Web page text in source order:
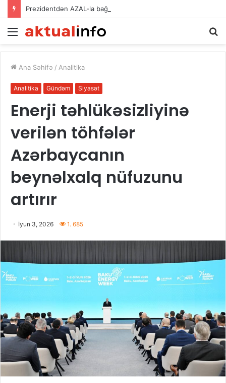
Prezidentdən AZAL-la bağlı FƏRMAN
Menu
Ana Səhifə / Analitika
Analitika Gündəm Siyasət
Enerji təhlükəsizliyinə
verilən töhfələr
Azərbaycanın
beynəlxalq nüfuzunu
artırır
İyun 3, 2026 1. 685